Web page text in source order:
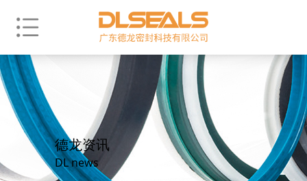
德龙资讯
DL news